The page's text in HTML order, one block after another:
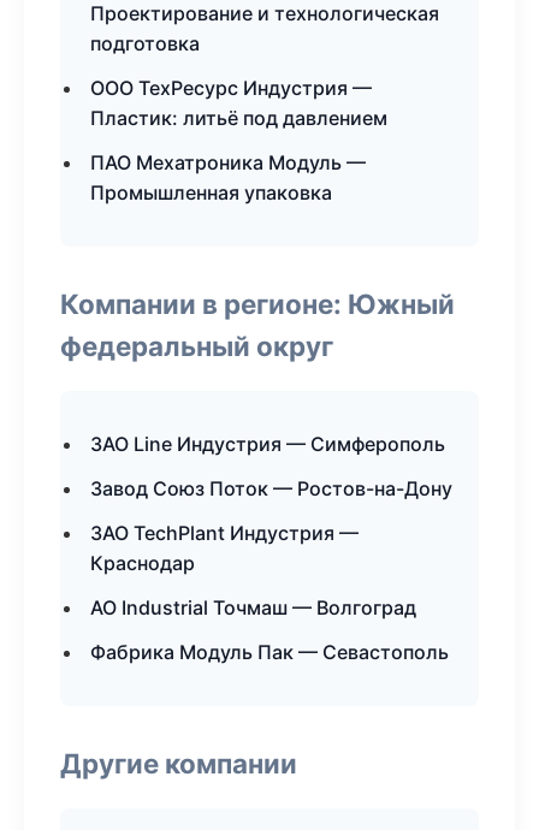
Проектирование и технологическая
подготовка
ООО ТехРесурс Индустрия —
Пластик: литьё под давлением
ПАО Мехатроника Модуль —
Промышленная упаковка
Компании в регионе: Южный
федеральный округ
ЗАО Line Индустрия — Симферополь
Завод Союз Поток — Ростов-на-Дону
ЗАО TechPlant Индустрия —
Краснодар
АО Industrial Точмаш — Волгоград
Фабрика Модуль Пак — Севастополь
Другие компании